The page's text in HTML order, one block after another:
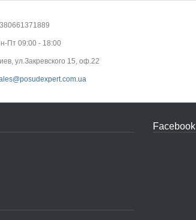
Пт 09:00 - 18:00
ул.Закревского 15, оф.22
Facebook